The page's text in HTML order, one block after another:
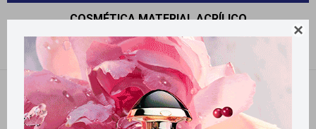

COSMÉTICA MATERIAL ACRÍLICO
Filtrando por: Cosmética Material:Acrílico Quitar filtros